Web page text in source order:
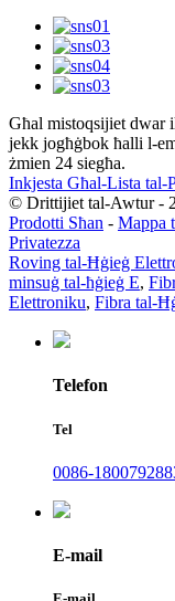
Għal mistoqsijiet dwar
jekk jogħġbok ħalli l-
żmien 24 siegħa.
Inkjesta Għal-Lista tal-
© Drittijiet tal-Awtur -
Prodotti Sħan - Mappa
Privatezza
Roving tal-Ħġieġ
minsuġ tal-ħġieġ E,
Elettroniku, Fibra tal-
Telefon
Tel
0086-
E-mail